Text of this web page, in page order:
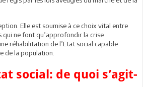
Elle est soumise à ce choix vital entre
qui ne font qu’approfondir la crise
réhabilitation de l’Etat social capable
de la population.
social: de quoi s’agit-